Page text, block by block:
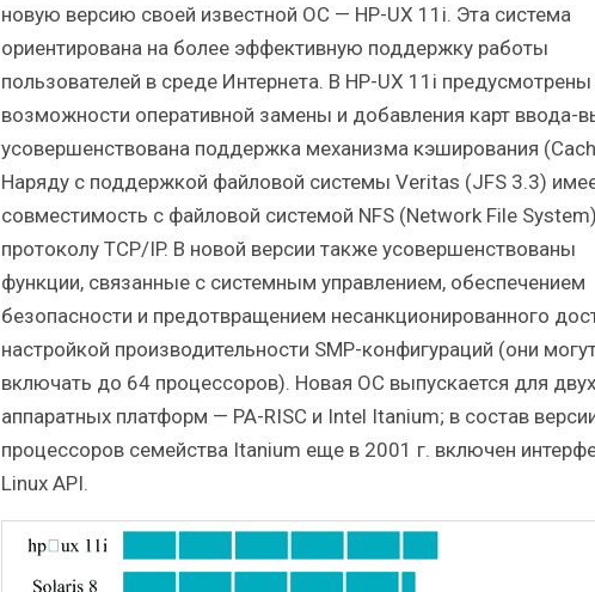
новую версию своей известной ОС — HP-UX 11i. Эта система
ориентирована на более эффективную поддержку работы
пользователей в среде Интернета. В HP-UX 11i предусмотрены
возможности оперативной замены и добавления карт ввода-
усовершенствована поддержка механизма кэширования
Наряду с поддержкой файловой системы Veritas (JFS 3.3)
совместимость с файловой системой NFS (Network File
протоколу TCP/IP. В новой версии также усовершенствованы
функции, связанные с системным управлением, обеспечением
безопасности и предотвращением несанкционированного
настройкой производительности SMP-конфигураций (они
включать до 64 процессоров). Новая ОС выпускается для двух
аппаратных платформ — PA-RISC и Intel Itanium; в состав
процессоров семейства Itanium еще в 2001 г. включен
Linux API.